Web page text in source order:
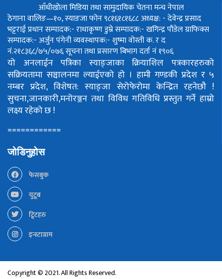
आँधीखोला मिडिया तथा सामुदायिक चेतना मन्च नेपाल
ठेगाना वालिङ—१०, स्याङजा फोन ९८१६१८१६८८अध्यक्ष: - देवेन्द्र प्रसाद
भट्टराईप्रधान सम्पादक:- राधाकृष्ण डुम्रेसम्पादक:- खगिन्द्र पौडेलग्राफिक्स
सम्पादक:- अर्जुन पंगेनीव्यवस्थापक:- शुष्मा वोस्तीक. र द
नं.२१८३६८/७५/०७६सूचना तथा प्रसारण बिभाग दर्ता नं १९०६
यो अनलाईन पत्रिका स्याङ्जाका क्रियाशिल पत्रकारहरुको
सक्रियतामा सञ्चालनमा ल्याईएको हो । हामी गण्डकी प्रदेश र ५
नम्बर प्रदेश, विशेषत: स्याङ्जा सेरोफेरोमा केन्द्रित रहनेछौ !
सुचना,जानकारी,मनोरञ्जन तथा विविध गतिविधि प्रस्तुत गर्ने हाम्रो
लक्ष्य रहेको छ !
============
जोडिनुहोस
फेसबुक
युटूब
ट्विटहरु
इन्स्टाग्राम
Copyright © 2021. All Rights Reserved.